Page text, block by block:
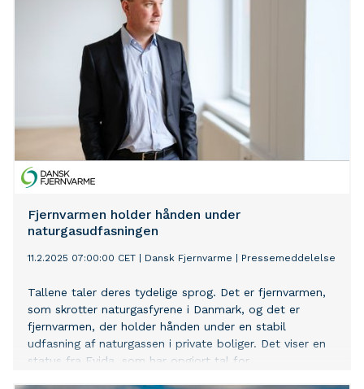
udpeget den første energipark i en bekendtgørelse.
Borgmester i Holstebro kommune, H. C. Østerby (A)
siger: ”Holstebro Kommune har længe været en af de
førende kommuner hvad angår opstilling af vindmøller
og solceller. Jeg glæder mig over, at vi med
udpegningen af energiparken ” Energy Hub Holstebro”
ved Idomlund som Danmarks første energipark, hermed
har fået et markant skulderklap til at skabe et vigtigt
knudepunkt for grøn energiproduktion og fossilfrie
brændstoffer. Energiparken ligger ved
transformerstationen, hvor den grønne st
Fjernvarmen holder hånden under
naturgasudfasningen
11.2.2025 07:00:00 CET Dansk Fjernvarme Pressemeddelelse
Tallene taler deres tydelige sprog. Det er fjernvarmen,
som skrotter naturgasfyrene i Danmark, og det er
fjernvarmen, der holder hånden under en stabil
udfasning af naturgassen i private boliger. Det viser en
status fra Evida, som har opgjort tal for